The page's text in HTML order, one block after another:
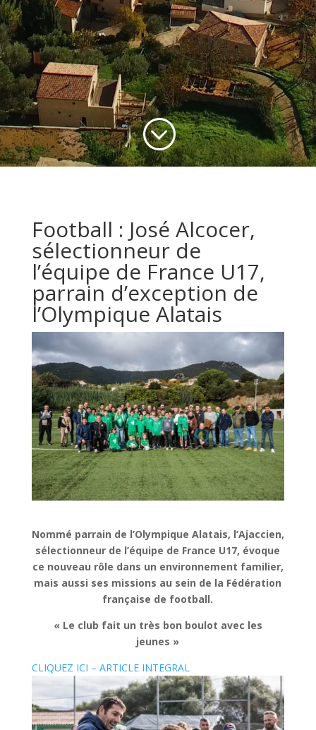
;
Football : José Alcocer,
sélectionneur de
l’équipe de France U17,
parrain d’exception de
l’Olympique Alatais
Nommé parrain de l’Olympique Alatais, l’Ajaccien,
sélectionneur de l’équipe de France U17, évoque
ce nouveau rôle dans un environnement familier,
mais aussi ses missions au sein de la Fédération
française de football.
« Le club fait un très bon boulot avec les
jeunes »
CLIQUEZ ICI – ARTICLE INTEGRAL